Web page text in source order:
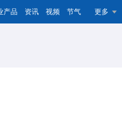
产品 资讯 视频 节气 更多